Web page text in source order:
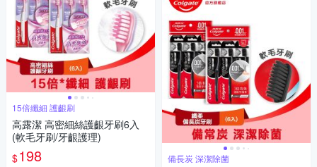
15倍纖細 護齦刷
高露潔 高密細絲護齦牙刷6入
(軟毛牙刷/牙齦護理)
$198 備長炭 深潔除菌